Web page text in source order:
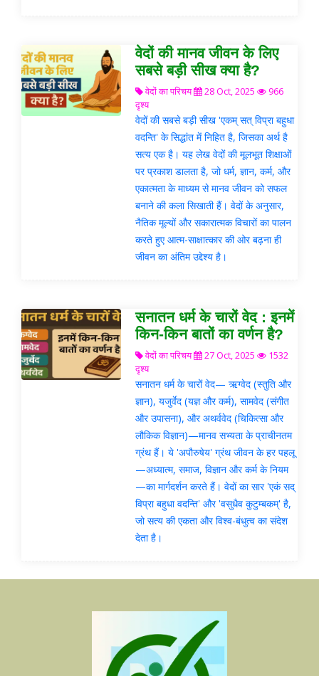
वेदों की मानव जीवन के लिए
सबसे बड़ी सीख क्या है?
वेदों का परिचय 28 Oct, 2025
966
दृश्य
वेदों की सबसे बड़ी सीख 'एकम् सत् विप्रा बहुधा
वदन्ति' के सिद्धांत में निहित है, जिसका अर्थ है
सत्य एक है। यह लेख वेदों की मूलभूत शिक्षाओं
पर प्रकाश डालता है, जो धर्म, ज्ञान, कर्म, और
एकात्मता के माध्यम से मानव जीवन को सफल
बनाने की कला सिखाती हैं। वेदों के अनुसार,
नैतिक मूल्यों और सकारात्मक विचारों का पालन
करते हुए आत्म-साक्षात्कार की ओर बढ़ना ही
जीवन का अंतिम उद्देश्य है।
सनातन धर्म के चारों वेद : इनमें
किन-किन बातों का वर्णन है?
वेदों का परिचय 27 Oct, 2025
1532
दृश्य
सनातन धर्म के चारों वेद— ऋग्वेद (स्तुति और
ज्ञान), यजुर्वेद (यज्ञ और कर्म), सामवेद (संगीत
और उपासना), और अथर्ववेद (चिकित्सा और
लौकिक विज्ञान)—मानव सभ्यता के प्राचीनतम
ग्रंथ हैं। ये 'अपौरुषेय' ग्रंथ जीवन के हर पहलू
—अध्यात्म, समाज, विज्ञान और कर्म के नियम
—का मार्गदर्शन करते हैं। वेदों का सार 'एकं सद्
विप्रा बहुधा वदन्ति' और 'वसुधैव कुटुम्बकम्' है,
जो सत्य की एकता और विश्व-बंधुत्व का संदेश
देता है।